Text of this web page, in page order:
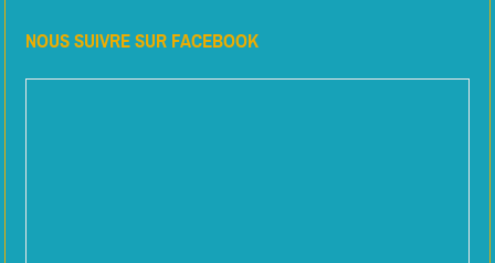
NOUS SUIVRE SUR FACEBOOK